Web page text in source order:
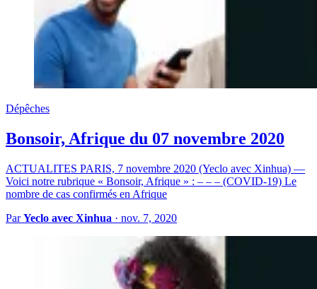
Dépêches
Bonsoir, Afrique du 07 novembre 2020
ACTUALITES PARIS, 7 novembre 2020 (Yeclo avec Xinhua) —
Voici notre rubrique « Bonsoir, Afrique » : – – – (COVID-19) Le
nombre de cas confirmés en Afrique
ParYeclo avec Xinhua · nov. 7, 2020